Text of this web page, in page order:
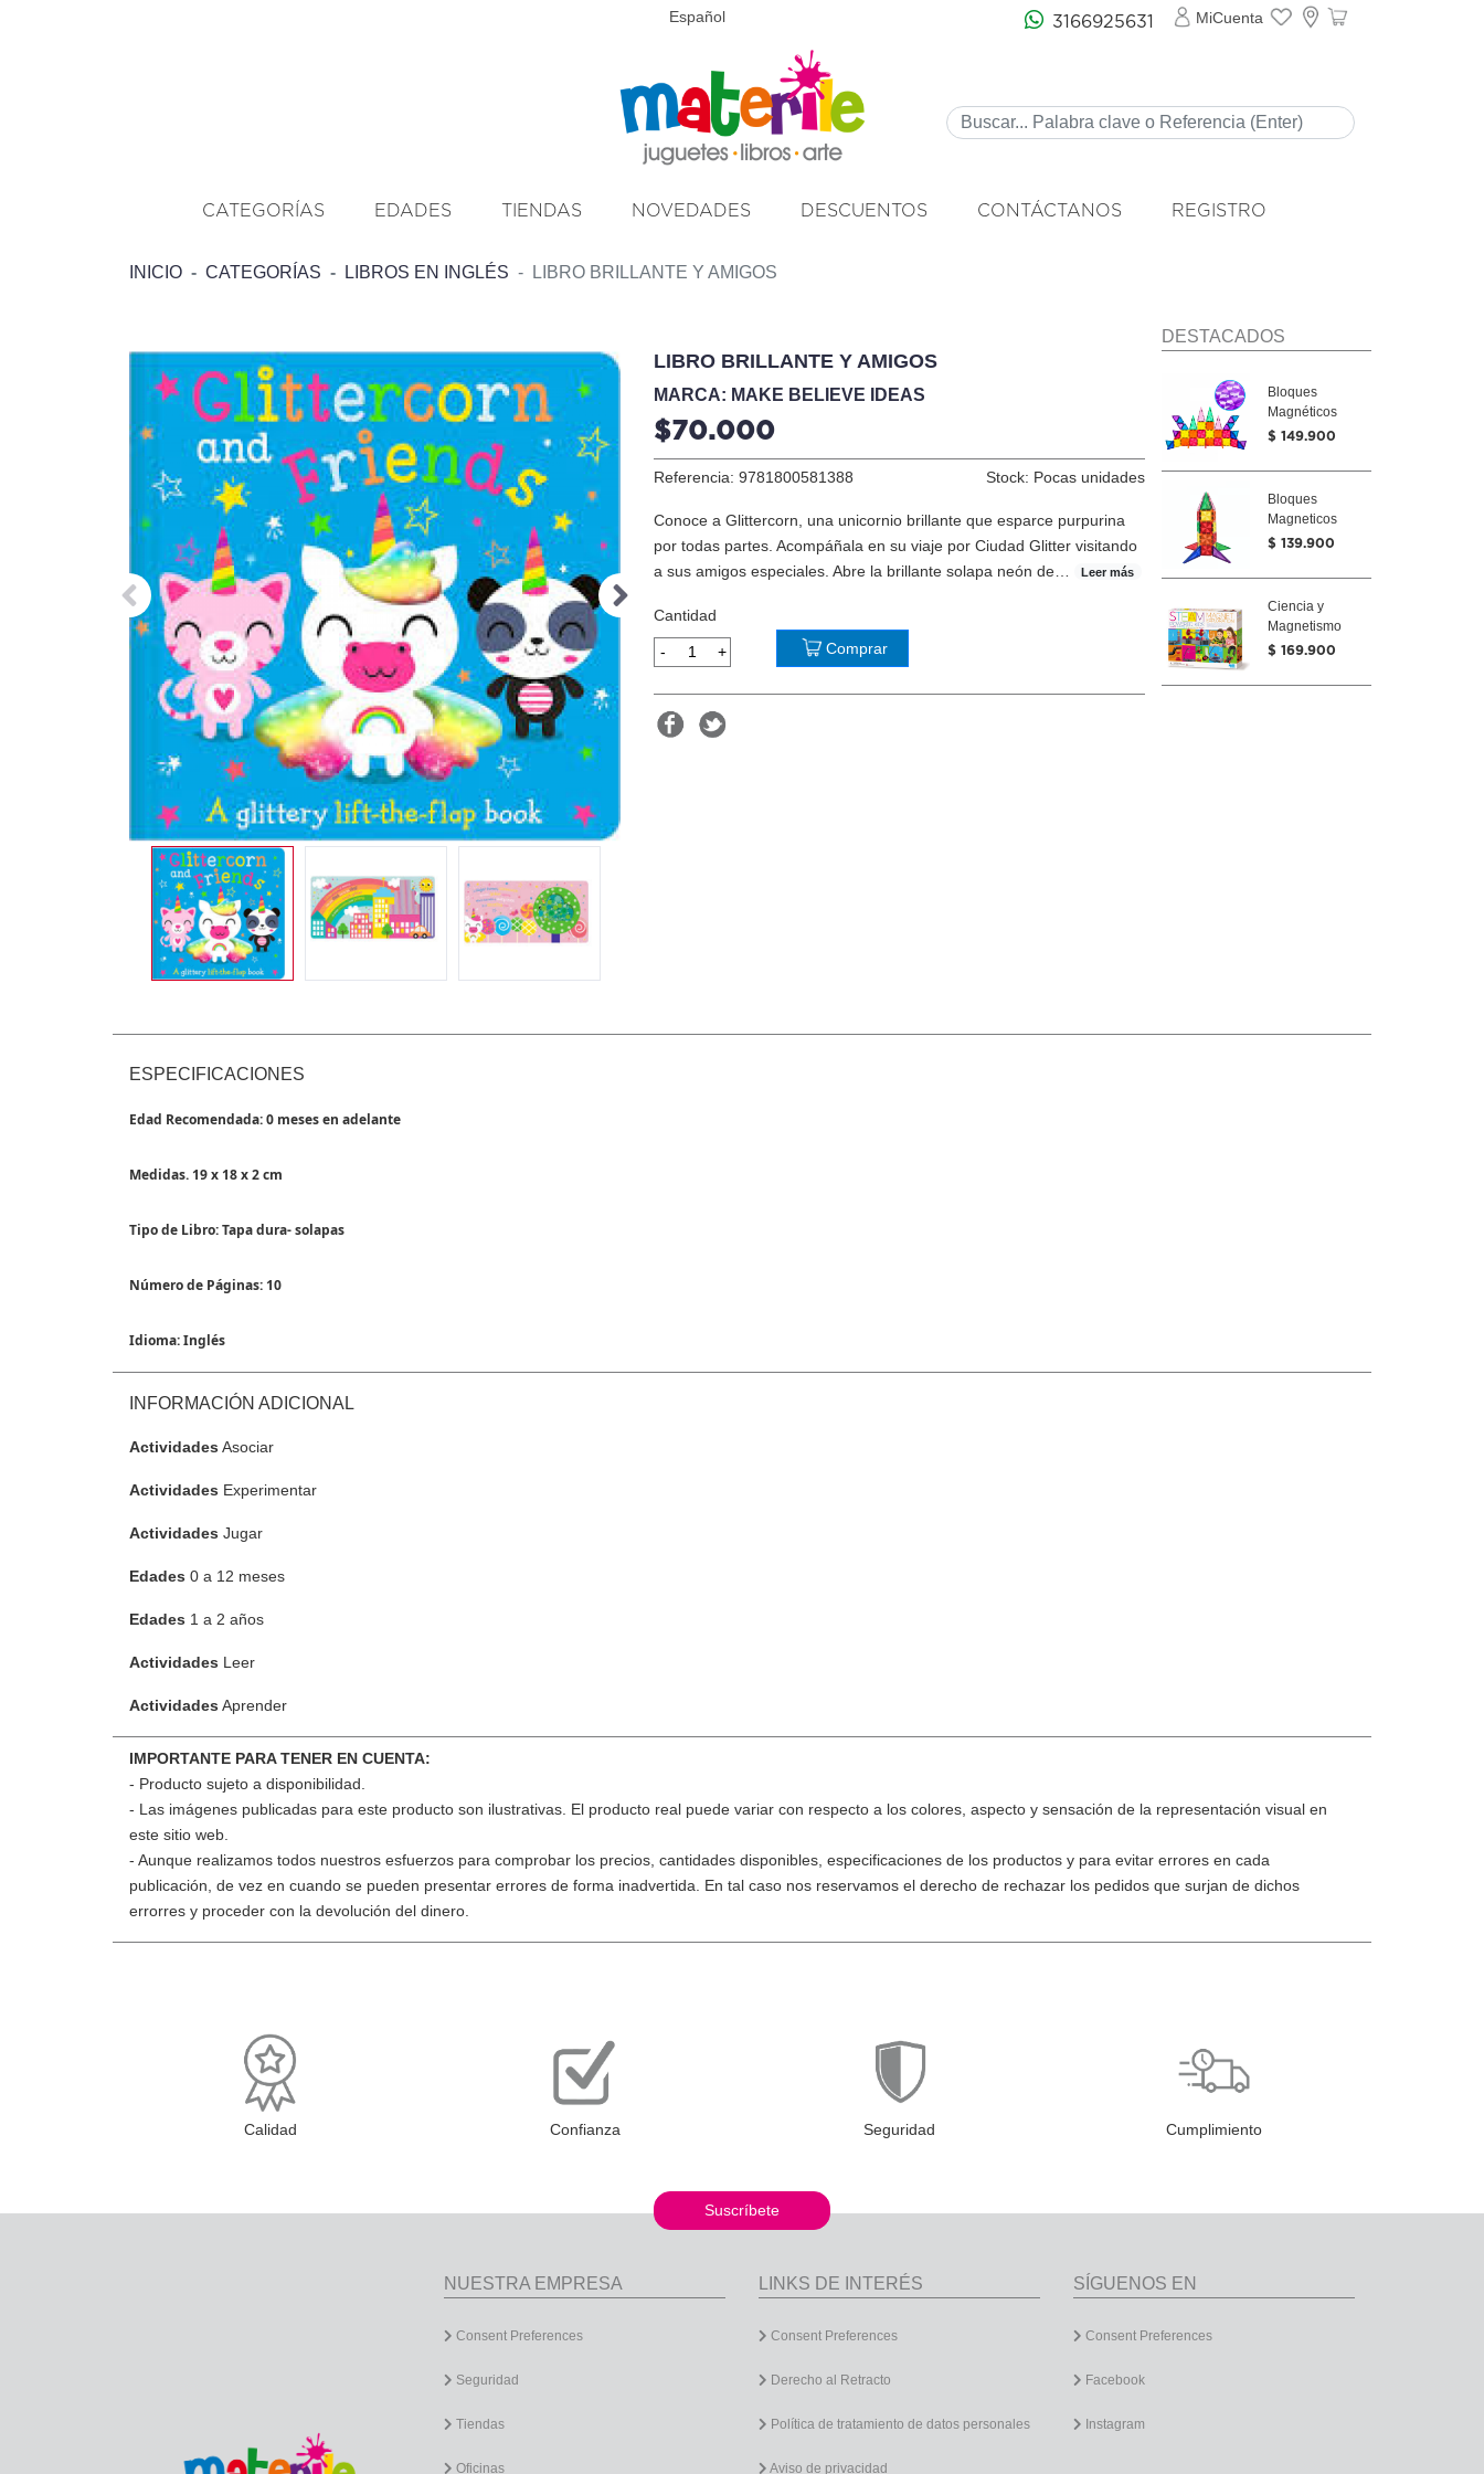
Español 3166925631 MiCuenta
CATEGORÍAS EDADES TIENDAS NOVEDADES DESCUENTOS CONTÁCTANOS REGISTRO
INICIO CATEGORÍAS LIBROS EN INGLÉS LIBRO BRILLANTE Y AMIGOS
LIBRO BRILLANTE Y AMIGOS
MARCA: MAKE BELIEVE IDEAS
$70.000
Referencia: 9781800581388 Stock: Pocas unidades
Conoce a Glittercorn, una unicornio brillante que esparce purpurina
por todas partes. Acompáñala en su viaje por Ciudad Glitter visitando
a sus amigos especiales. Abre la brillante solapa neón de
Leer más
Cantidad
Comprar
DESTACADOS
Bloques
Magnéticos
Picasso 40
$ 149.900
Bloques
Magneticos
Picasso Cohete
$ 139.900
Ciencia y
Magnetismo
Deluxe
$ 169.900
ESPECIFICACIONES
Edad Recomendada: 0 meses en adelante
Medidas. 19 x 18 x 2 cm
Tipo de Libro: Tapa dura- solapas
Número de Páginas: 10
Idioma: Inglés
INFORMACIÓN ADICIONAL
Actividades Asociar
Actividades Experimentar
Actividades Jugar
Edades 0 a 12 meses
Edades 1 a 2 años
Actividades Leer
Actividades Aprender
IMPORTANTE PARA TENER EN CUENTA:
- Producto sujeto a disponibilidad.
- Las imágenes publicadas para este producto son ilustrativas. El producto real puede variar con respecto a los colores, aspecto y sensación de la representación visual en
este sitio web.
- Aunque realizamos todos nuestros esfuerzos para comprobar los precios, cantidades disponibles, especificaciones de los productos y para evitar errores en cada
publicación, de vez en cuando se pueden presentar errores de forma inadvertida. En tal caso nos reservamos el derecho de rechazar los pedidos que surjan de dichos
errorres y proceder con la devolución del dinero.
Calidad Confianza Seguridad Cumplimiento
Suscríbete
NUESTRA EMPRESA
Consent Preferences
Seguridad
Tiendas
Oficinas
LINKS DE INTERÉS
Consent Preferences
Derecho al Retracto
Política de tratamiento de datos personales
Aviso de privacidad
SÍGUENOS EN
Consent Preferences
Facebook
Instagram